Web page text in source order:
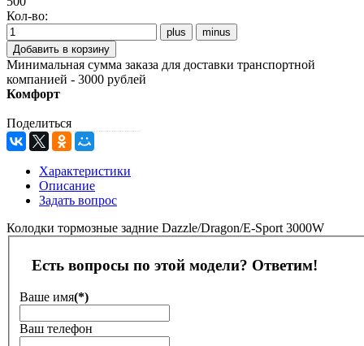
Кол-во:
Минимальная сумма заказа для доставки транспортной
компанией - 3000 рублей
Комфорт
Поделиться
Характеристики
Описание
Задать вопрос
Колодки тормозные задние Dazzle/Dragon/E-Sport 3000W
Есть вопросы по этой модели? Ответим!
Ваше имя(*)
Ваш телефон